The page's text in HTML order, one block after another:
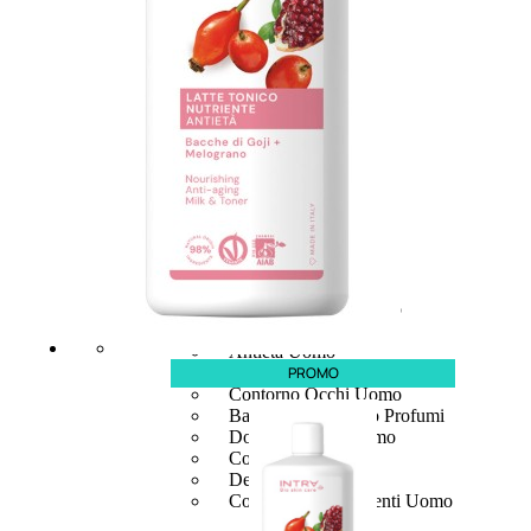
UOMO
Detergente Viso Uomo
Antieta Uomo
Anticaduta Uomo
Contorno Occhi Uomo
Bagnodoccia Uomo Profumi
Docciaschiuma Uomo
Corpo Uomo
Deodoranti Uomo
Confezioni Trattamenti Uomo
PROMO